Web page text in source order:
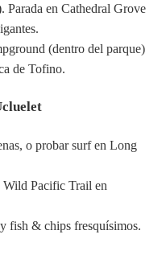
Parada en Cathedral Grove
(dentro del parque)
de Tofino.
o probar surf en Long
Wild Pacific Trail en
fish & chips fresquísimos.